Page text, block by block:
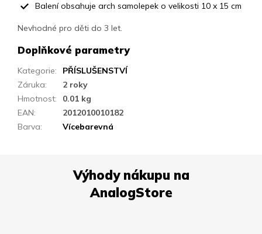
Balení obsahuje arch samolepek o velikosti 10 x 15 cm
Nevhodné pro děti do 3 let.
Doplňkové parametry
Kategorie:
PŘÍSLUŠENSTVÍ
Záruka:
2 roky
Hmotnost:
0.01 kg
EAN:
2012010010182
Barva: Vícebarevná